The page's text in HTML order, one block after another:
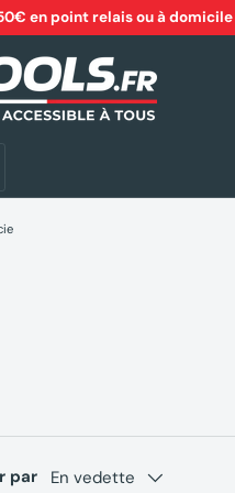
en point relais ou à domicile
par En vedette